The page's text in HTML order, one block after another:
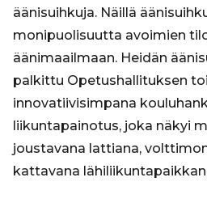
äänisuihkuja. Näillä
monipuolisuutta avoimien
äänimaailmaan. Heidän
palkittu Opetushallituksen
innovatiivisimpana
liikuntapainotus, joka näkyi
joustavana lattiana,
kattavana